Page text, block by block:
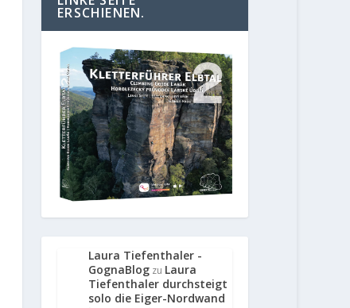
ERSCHIENEN.
Laura Tiefenthaler -
GognaBlog zu Laura
Tiefenthaler durchsteigt
solo die Eiger-Nordwand